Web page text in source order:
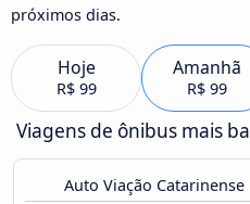
próximos dias.
Hoje
R$ 99
Amanhã
R$ 99
Viagens de ônibus mais
Auto Viação Catarinense